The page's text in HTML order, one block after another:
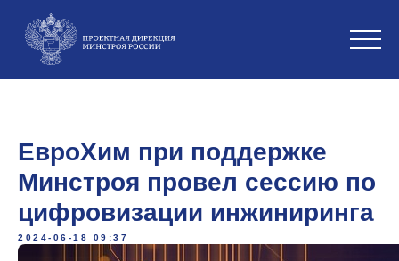
ЕвроХим при поддержке
Минстроя провел сессию по
цифровизации инжиниринга
2024-06-18 09:37